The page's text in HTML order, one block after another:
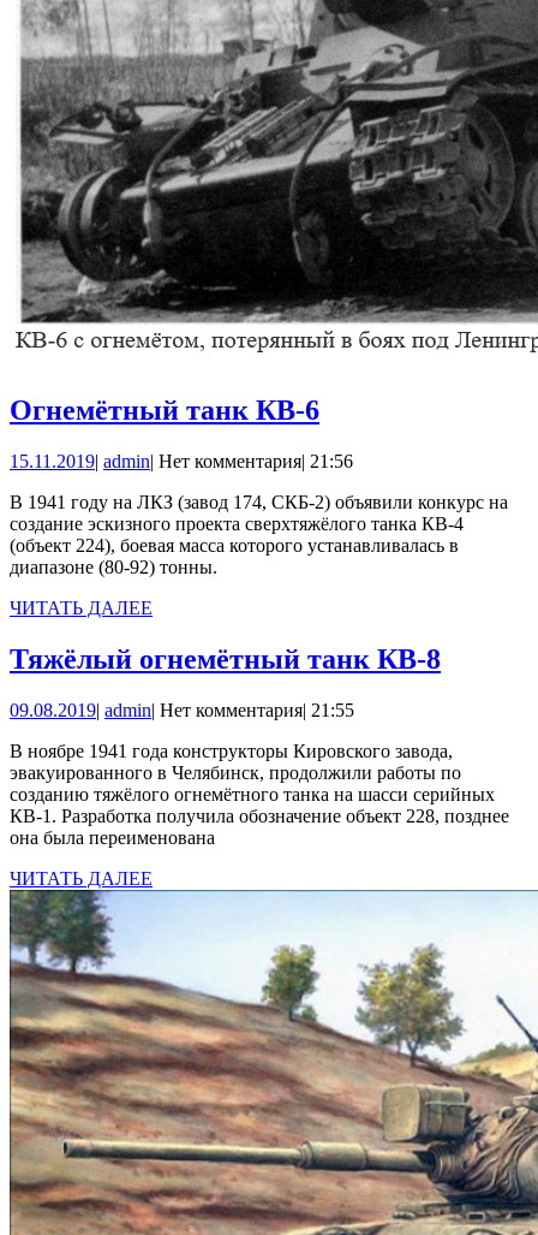
Огнемётный танк КВ-6Огнемётный
КВ-6
15.11.201915.11.2019
| adminadmin
| Нет комментария| 21:56
В 1941 году на ЛКЗ (завод 174, СКБ-2) объявили конкурс на
создание эскизного проекта сверхтяжёлого танка КВ-4
(объект 224), боевая масса которого устанавливалась в
диапазоне (80-92) тонны.
ЧИТАТЬ ДАЛЕЕ
Тяжёлый огнемётный танк КВ-8
КВ-8
09.08.201909.08.2019
| adminadmin
| Нет комментария| 21:55
В ноябре 1941 года конструкторы Кировского завода,
эвакуированного в Челябинск, продолжили работы по
созданию тяжёлого огнемётного танка на шасси серийных
КВ-1. Разработка получила обозначение объект 228, позднее
она была переименована
ЧИТАТЬ ДАЛЕЕ
ДАЛЕЕ